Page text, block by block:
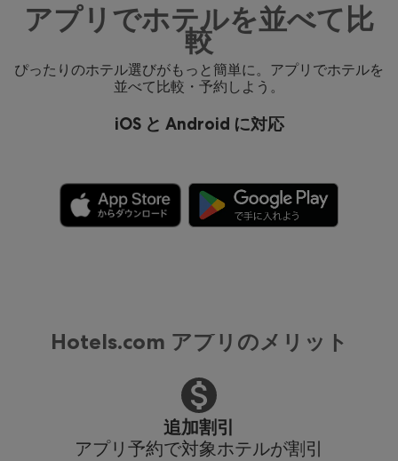
アプリでホテルを並べて比
較
ぴったりのホテル選びがもっと簡単に。アプリでホテルを
並べて比較・予約しよう。
iOS と Android に対応
Hotels.com アプリのメリット
追加割引
アプリ予約で対象ホテルが割引